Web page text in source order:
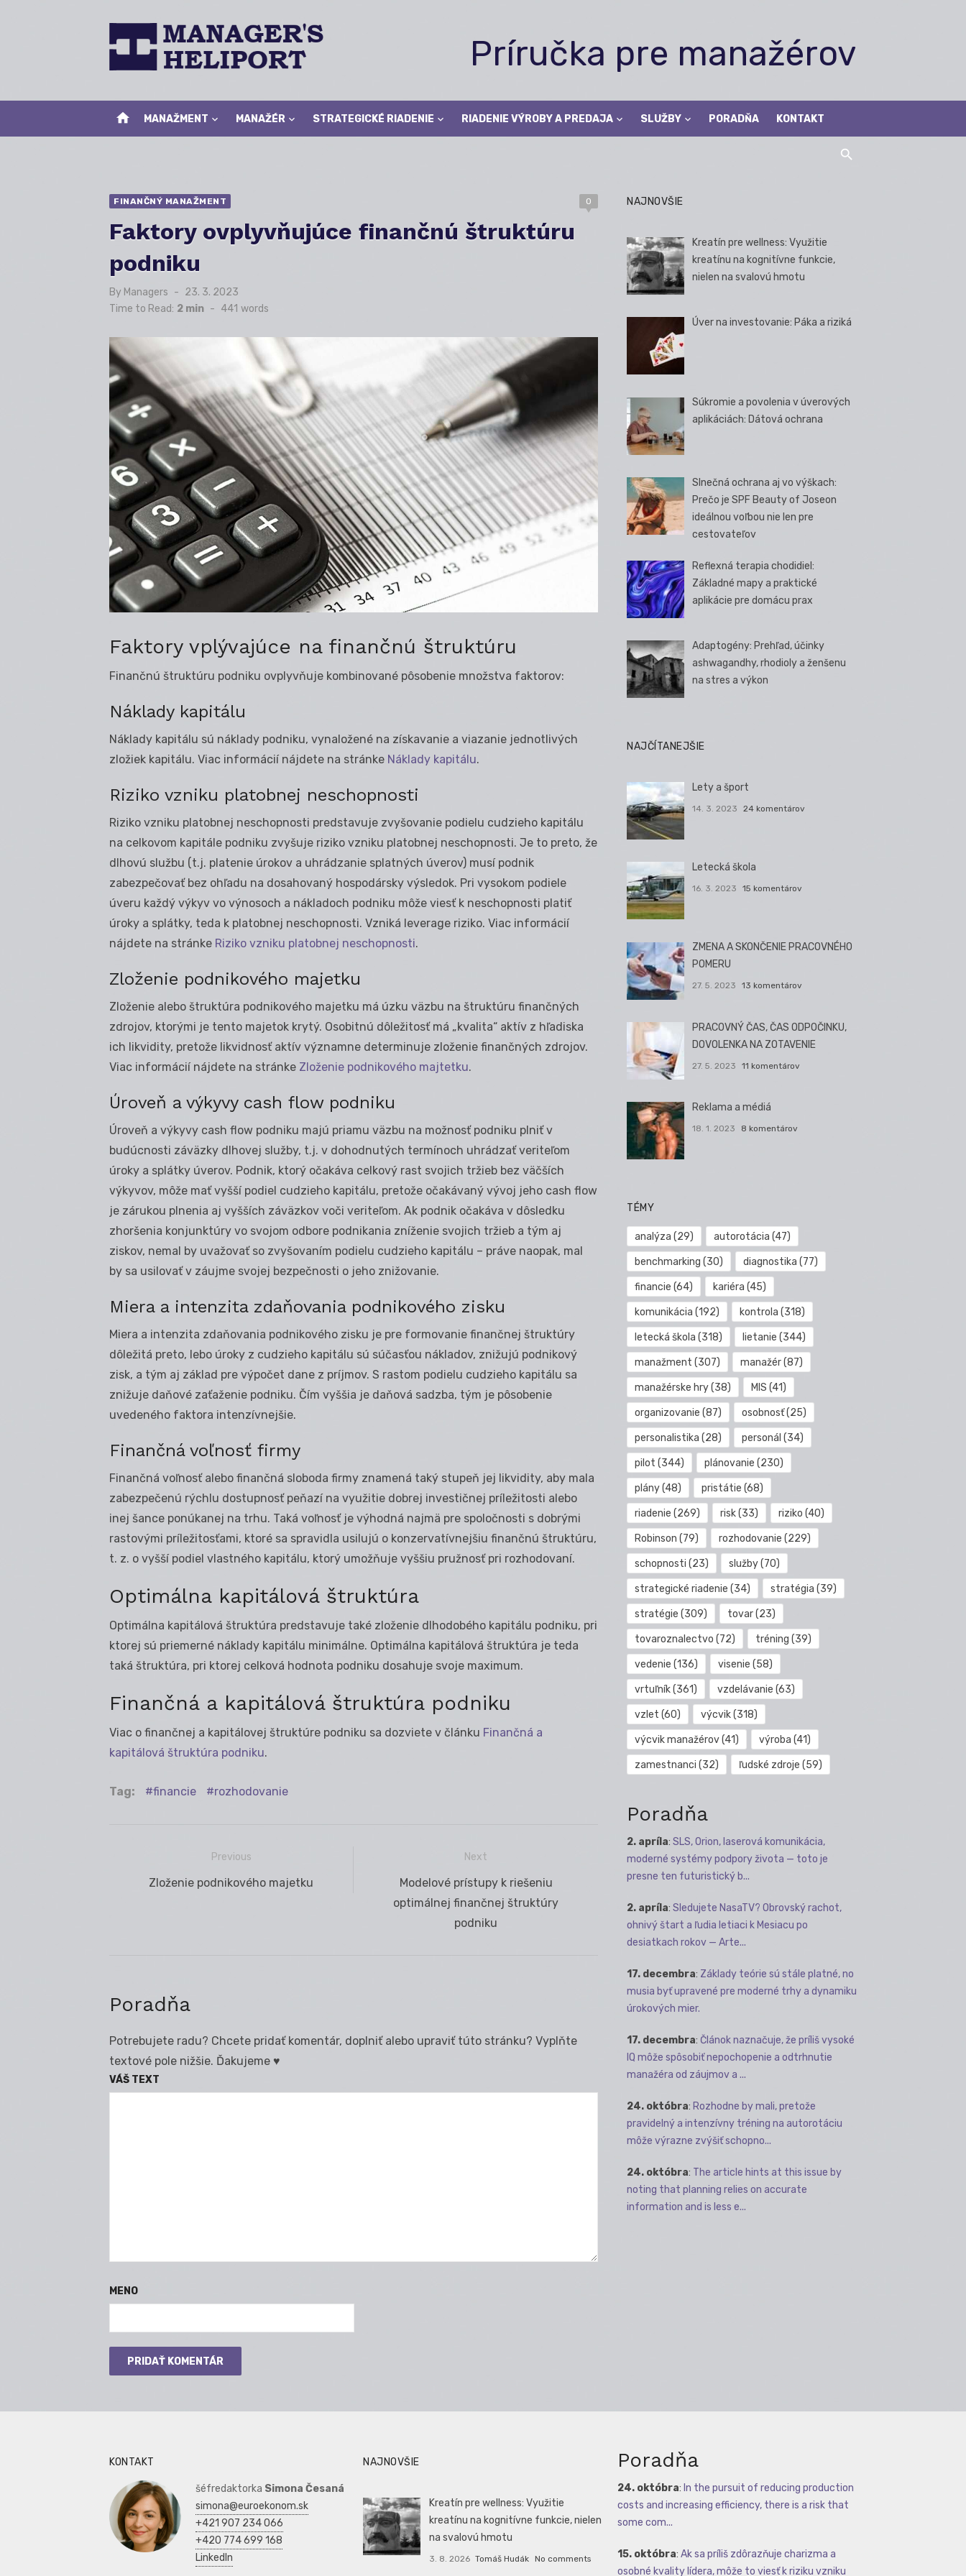
Príručka pre manažérov
home MANAŽMENT MANAŽÉR STRATEGICKÉ RIADENIE RIADENIE VÝROBY A PREDAJA SLUŽBY PORADŇA KONTAKT
FINANČNÝ MANAŽMENT 0
Faktory ovplyvňujúce finančnú štruktúru
podniku
By Managers
Posted
on
23. 3. 2023
Time to Read: 2 min - 441 words
Faktory vplývajúce na finančnú štruktúru
Finančnú štruktúru podniku ovplyvňuje kombinované pôsobenie množstva faktorov:
Náklady kapitálu
Náklady kapitálu sú náklady podniku, vynaložené na získavanie a viazanie jednotlivých
zložiek kapitálu. Viac informácií nájdete na stránke Náklady kapitálu.
Riziko vzniku platobnej neschopnosti
Riziko vzniku platobnej neschopnosti predstavuje zvyšovanie podielu cudzieho kapitálu
na celkovom kapitále podniku zvyšuje riziko vzniku platobnej neschopnosti. Je to preto, že
dlhovú službu (t.j. platenie úrokov a uhrádzanie splatných úverov) musí podnik
zabezpečovať bez ohľadu na dosahovaný hospodársky výsledok. Pri vysokom podiele
úveru každý výkyv vo výnosoch a nákladoch podniku môže viesť k neschopnosti platiť
úroky a splátky, teda k platobnej neschopnosti. Vzniká leverage riziko. Viac informácií
nájdete na stránke Riziko vzniku platobnej neschopnosti.
Zloženie podnikového majetku
Zloženie alebo štruktúra podnikového majetku má úzku väzbu na štruktúru finančných
zdrojov, ktorými je tento majetok krytý. Osobitnú dôležitosť má „kvalita“ aktív z hľadiska
ich likvidity, pretože likvidnosť aktív významne determinuje zloženie finančných zdrojov.
Viac informácií nájdete na stránke Zloženie podnikového majtetku.
Úroveň a výkyvy cash flow podniku
Úroveň a výkyvy cash flow podniku majú priamu väzbu na možnosť podniku plniť v
budúcnosti záväzky dlhovej služby, t.j. v dohodnutých termínoch uhrádzať veriteľom
úroky a splátky úverov. Podnik, ktorý očakáva celkový rast svojich tržieb bez väčších
výkyvov, môže mať vyšší podiel cudzieho kapitálu, pretože očakávaný vývoj jeho cash flow
je zárukou plnenia aj vyšších záväzkov voči veriteľom. Ak podnik očakáva v dôsledku
zhoršenia konjunktúry vo svojom odbore podnikania zníženie svojich tržieb a tým aj
ziskov, nemal by uvažovať so zvyšovaním podielu cudzieho kapitálu – práve naopak, mal
by sa usilovať v záujme svojej bezpečnosti o jeho znižovanie.
Miera a intenzita zdaňovania podnikového zisku
Miera a intenzita zdaňovania podnikového zisku je pre formovanie finančnej štruktúry
dôležitá preto, lebo úroky z cudzieho kapitálu sú súčasťou nákladov, znižujú podnikový
zisk, a tým aj základ pre výpočet dane z príjmov. S rastom podielu cudzieho kapitálu sa
znižuje daňové zaťaženie podniku. Čím vyššia je daňová sadzba, tým je pôsobenie
uvedeného faktora intenzívnejšie.
Finančná voľnosť firmy
Finančná voľnosť alebo finančná sloboda firmy znamená taký stupeň jej likvidity, aby mala
zabezpečenú rýchlu dostupnosť peňazí na využitie dobrej investičnej príležitosti alebo
inej šance ponúkanej na trhu. Taká voľnosť je výhodná najmä pre spoločnosti s dobrými
rastovými príležitosťami, ktoré sa spravidla usilujú o konzervatívnejšiu finančnú štruktúru,
t. z. o vyšší podiel vlastného kapitálu, ktorý umožňuje vyššiu pružnosť pri rozhodovaní.
Optimálna kapitálová štruktúra
Optimálna kapitálová štruktúra predstavuje také zloženie dlhodobého kapitálu podniku, pri
ktorej sú priemerné náklady kapitálu minimálne. Optimálna kapitálová štruktúra je teda
taká štruktúra, pri ktorej celková hodnota podniku dosahuje svoje maximum.
Finančná a kapitálová štruktúra podniku
Viac o finančnej a kapitálovej štruktúre podniku sa dozviete v článku Finančná a
kapitálová štruktúra podniku.
Tag: financie rozhodovanie
Navigácia
Previous
Previous
Zloženie podnikového majetku
Next
Next
post:
Modelové prístupy k riešeniu
optimálnej finančnej štruktúry
podniku
Poradňa
Potrebujete radu? Chcete pridať komentár, doplniť alebo upraviť túto stránku? Vyplňte
textové pole nižšie. Ďakujeme ♥
VÁŠ TEXT
MENO
NAJNOVŠIE
Kreatín pre wellness: Využitie
kreatínu na kognitívne funkcie,
nielen na svalovú hmotu
Úver na investovanie: Páka a riziká
Súkromie a povolenia v úverových
aplikáciách: Dátová ochrana
Slnečná ochrana aj vo výškach:
Prečo je SPF Beauty of Joseon
ideálnou voľbou nie len pre
cestovateľov
Reflexná terapia chodidiel:
Základné mapy a praktické
aplikácie pre domácu prax
Adaptogény: Prehľad, účinky
ashwagandhy, rhodioly a ženšenu
na stres a výkon
NAJČÍTANEJŠIE
Lety a šport
14. 3. 2023 24 komentárov
Letecká škola
16. 3. 2023 15 komentárov
ZMENA A SKONČENIE PRACOVNÉHO
POMERU
27. 5. 2023 13 komentárov
PRACOVNÝ ČAS, ČAS ODPOČINKU,
DOVOLENKA NA ZOTAVENIE
27. 5. 2023 11 komentárov
Reklama a médiá
18. 1. 2023 8 komentárov
TÉMY
analýza (29) autorotácia (47)
benchmarking (30) diagnostika (77)
financie (64) kariéra (45)
komunikácia (192) kontrola (318)
letecká škola (318) lietanie (344)
manažment (307) manažér(87)
manažérske hry(38) MIS (41)
organizovanie (87) osobnosť(25)
personalistika (28) personál (34)
pilot (344) plánovanie (230)
plány(48) pristátie (68)
riadenie (269) risk(33) riziko (40)
Robinson (79) rozhodovanie (229)
schopnosti (23) služby(70)
strategické riadenie (34) stratégia (39)
stratégie (309) tovar(23)
tovaroznalectvo (72) tréning (39)
vedenie (136) visenie (58)
vrtuľník(361) vzdelávanie (63)
vzlet (60) výcvik(318)
výcvik manažérov(41) výroba (41)
zamestnanci (32) ľudské zdroje (59)
Poradňa
2. apríla: SLS, Orion, laserová komunikácia,
moderné systémy podpory života — toto je
presne ten futuristický b...
2. apríla: Sledujete NasaTV? Obrovský rachot,
ohnivý štart a ľudia letiaci k Mesiacu po
desiatkach rokov — Arte...
17. decembra: Základy teórie sú stále platné, no
musia byť upravené pre moderné trhy a dynamiku
úrokových mier.
17. decembra: Článok naznačuje, že príliš vysoké
IQ môže spôsobiť nepochopenie a odtrhnutie
manažéra od záujmov a ...
24. októbra: Rozhodne by mali, pretože
pravidelný a intenzívny tréning na autorotáciu
môže výrazne zvýšiť schopno...
24. októbra: The article hints at this issue by
noting that planning relies on accurate
information and is less e...
KONTAKT
šéfredaktorka Simona Česaná
simona@euroekonom.sk
+421 907 234 066
+420 774 699 168
LinkedIn
NAJNOVŠIE
Kreatín pre wellness: Využitie
kreatínu na kognitívne funkcie, nielen
na svalovú hmotu
3. 8. 2026 Tomáš Hudák No comments
Poradňa
24. októbra: In the pursuit of reducing production
costs and increasing efficiency, there is a risk that
some com...
15. októbra: Ak sa príliš zdôrazňuje charizma a
osobné kvality lídera, môže to viesť k riziku vzniku